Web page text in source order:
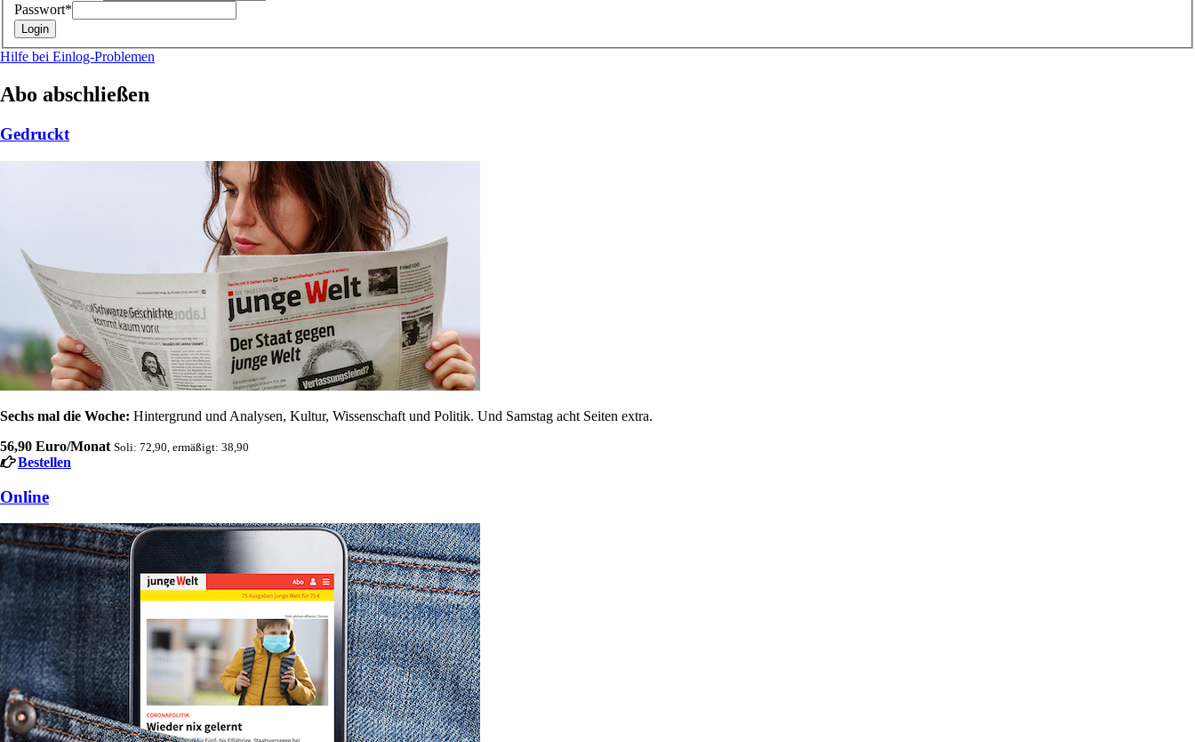
Passwort*
Hilfe bei Einlog-Problemen
Abo abschließen
Gedruckt
Sechs mal die Woche: Hintergrund und Analysen, Kultur, Wissenschaft und Politik. Und Samstag acht Seiten extra.
56,90 Euro/Monat Soli: 72,90, ermäßigt: 38,90
Bestellen
Online